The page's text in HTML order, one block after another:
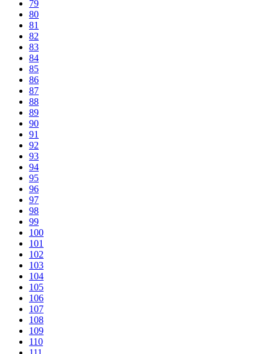
79
80
81
82
83
84
85
86
87
88
89
90
91
92
93
94
95
96
97
98
99
100
101
102
103
104
105
106
107
108
109
110